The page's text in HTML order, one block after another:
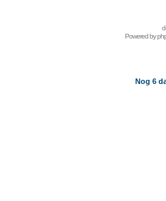
Powered by
Nog 6